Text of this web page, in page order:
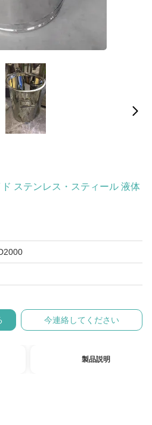
ステンレス・スティール 液体
今連絡してください
製品説明